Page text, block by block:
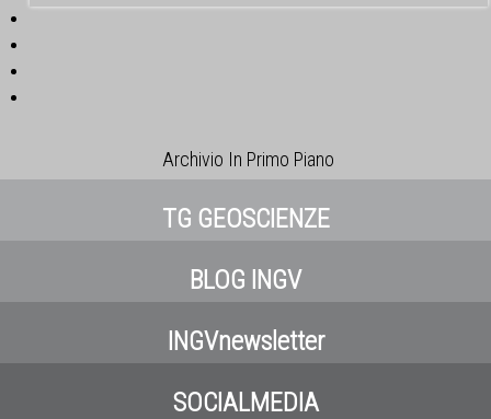
Archivio In Primo Piano
TG GEOSCIENZE
BLOG INGV
INGVnewsletter
SOCIALMEDIA